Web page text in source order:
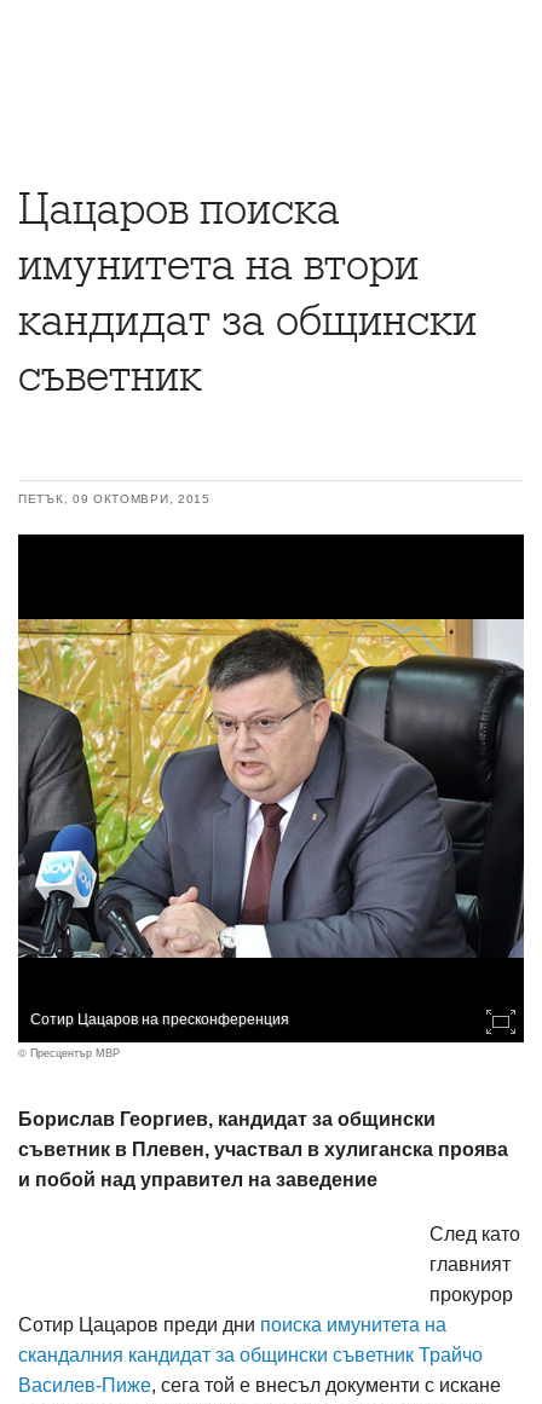
Цацаров поиска
имунитета на втори
кандидат за общински
съветник
ПЕТЪК, 09 ОКТОМВРИ, 2015
Сотир Цацаров на пресконференция
© Пресцентър МВР
Борислав Георгиев, кандидат за общински
съветник в Плевен, участвал в хулиганска проява
и побой над управител на заведение
След като
главният
прокурор
Сотир Цацаров преди дни поиска имунитета на
скандалния кандидат за общински съветник Трайчо
Василев-Пиже, сега той е внесъл документи с искане